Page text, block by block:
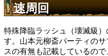
速周回
特殊降臨ラッシュ（壊滅級
す。山本元柳斎パーティの
スの有無も記載しているの